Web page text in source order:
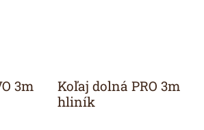
3m
Koľaj dolná PRO 3m
hliník